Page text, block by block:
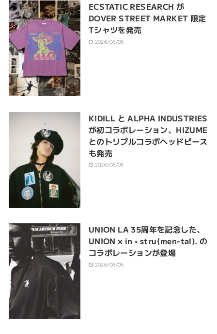
ECSTATIC RESEARCH が
DOVER STREET MARKET 限定
Tシャツを発売
2026/08/05
KIDILL と ALPHA INDUSTRIES
が初コラボレーション、HIZUME
とのトリプルコラボヘッドピース
も発売
2026/08/05
UNION LA 35周年を記念した、
UNION × in • stru(men-tal). の
コラボレーションが登場
2026/08/05